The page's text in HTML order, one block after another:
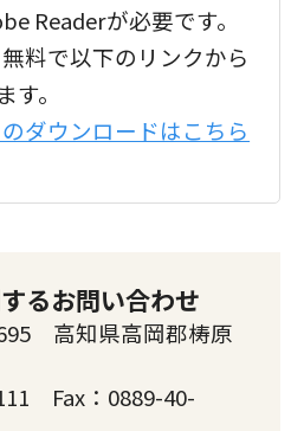
Readerが必要です。
料で以下のリンクから
。
のダウンロードはこちら
るお問い合わせ
高知県高岡郡梼原
Fax：0889-40-